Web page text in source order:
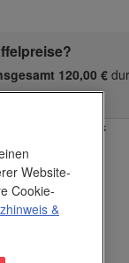
120,00 €
Druckpreis Werbedruck
€
Website-
Cookie-
&